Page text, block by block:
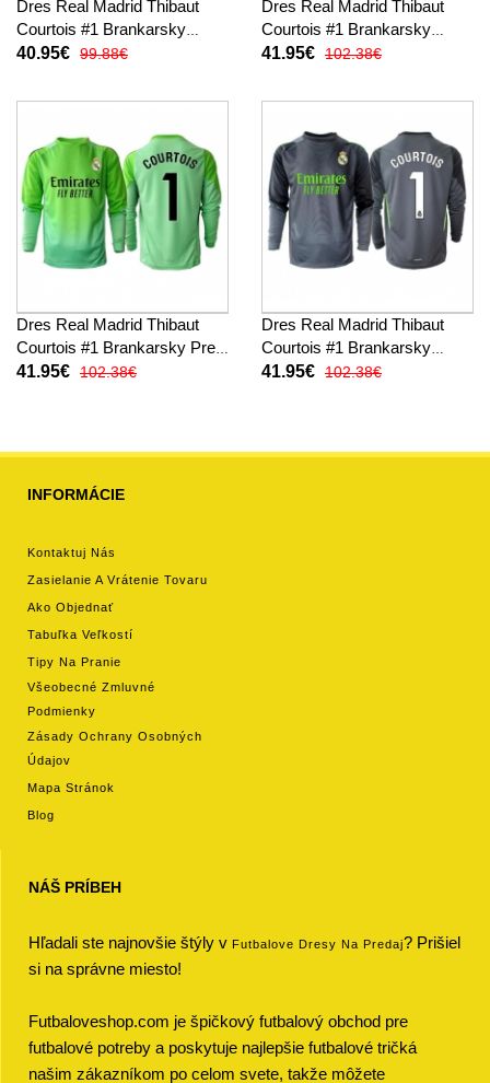
Dres Real Madrid Thibaut
Courtois #1 Brankarsky
Tretina 2025-26 Krátky
40.95€ 99.88€
Dres Real Madrid Thibaut
Courtois #1 Brankarsky
Domáci 2025-26 Dlhy Rukáv
41.95€ 102.38€
Dres Real Madrid Thibaut
Courtois #1 Brankarsky Preč
2025-26 Dlhy Rukáv
41.95€ 102.38€
Dres Real Madrid Thibaut
Courtois #1 Brankarsky
Tretina 2025-26 Dlhy Rukáv
41.95€ 102.38€
INFORMÁCIE
Kontaktuj Nás
Zasielanie A Vrátenie Tovaru
Ako Objednať
Tabuľka Veľkostí
Tipy Na Pranie
Všeobecné Zmluvné
Podmienky
Zásady Ochrany Osobných
Údajov
Mapa Stránok
Blog
NÁŠ PRÍBEH
Hľadali ste najnovšie štýly v Futbalove Dresy Na Predaj? Prišiel
si na správne miesto!
Futbaloveshop.com je špičkový futbalový obchod pre
futbalové potreby a poskytuje najlepšie futbalové tričká
našim zákazníkom po celom svete, takže môžete